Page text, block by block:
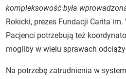
kompleksowość była
Rokicki, prezes Fundacji Carita im.
Pacjenci potrzebują też
mogliby w wielu sprawach
Na potrzebę zatrudnienia w